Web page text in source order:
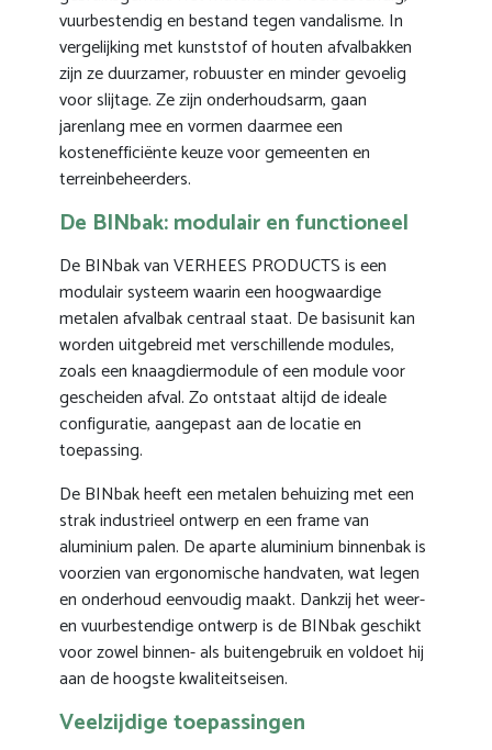
vuurbestendig en bestand tegen vandalisme. In
vergelijking met kunststof of houten afvalbakken
zijn ze duurzamer, robuuster en minder gevoelig
voor slijtage. Ze zijn onderhoudsarm, gaan
jarenlang mee en vormen daarmee een
kostenefficiënte keuze voor gemeenten en
terreinbeheerders.
De BINbak: modulair en functioneel
De BINbak van VERHEES PRODUCTS is een
modulair systeem waarin een hoogwaardige
metalen afvalbak centraal staat. De basisunit kan
worden uitgebreid met verschillende modules,
zoals een knaagdiermodule of een module voor
gescheiden afval. Zo ontstaat altijd de ideale
configuratie, aangepast aan de locatie en
toepassing.
De BINbak heeft een metalen behuizing met een
strak industrieel ontwerp en een frame van
aluminium palen. De aparte aluminium binnenbak is
voorzien van ergonomische handvaten, wat legen
en onderhoud eenvoudig maakt. Dankzij het weer-
en vuurbestendige ontwerp is de BINbak geschikt
voor zowel binnen- als buitengebruik en voldoet hij
aan de hoogste kwaliteitseisen.
Veelzijdige toepassingen